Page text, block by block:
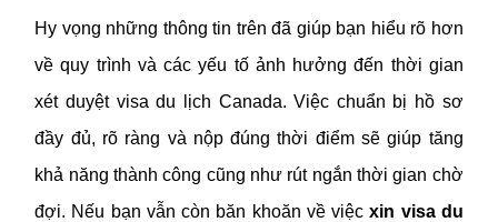
Hy vọng những thông tin trên đã giúp bạn hiểu rõ hơn
về quy trình và các yếu tố ảnh hưởng đến thời gian
xét duyệt visa du lịch Canada. Việc chuẩn bị hồ sơ
đầy đủ, rõ ràng và nộp đúng thời điểm sẽ giúp tăng
khả năng thành công cũng như rút ngắn thời gian chờ
đợi. Nếu bạn vẫn còn băn khoăn về việcxin visa du